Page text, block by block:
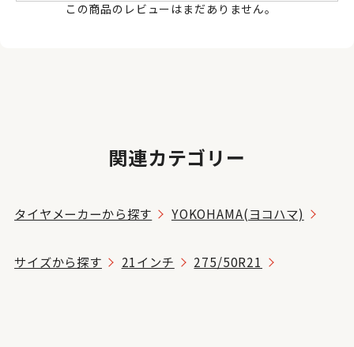
この商品のレビューはまだありません。
関連カテゴリー
タイヤメーカーから探す YOKOHAMA(ヨコハマ)
サイズから探す 21インチ 275/50R21